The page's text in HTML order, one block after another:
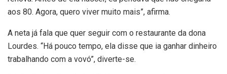
aos 80. Agora, quero viver muito mais”, afirma.
A neta já fala que quer seguir com o restaurante da dona
Lourdes. “Há pouco tempo, ela disse que ia ganhar dinheiro
trabalhando com a vovó”, diverte-se.